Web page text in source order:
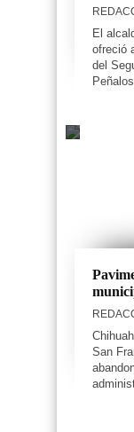
El
ofreció
del
San